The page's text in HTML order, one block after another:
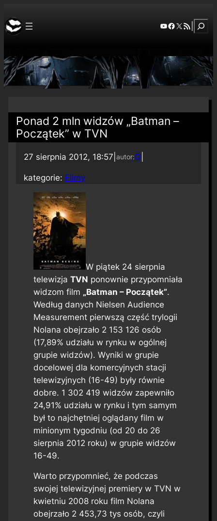
YouTube
Facebook
X RSS Feed
Ponad 2 mln widzów „Batman –
Początek” w TVN
27 sierpnia 2012, 18:57 autor:Q
kategorie: Filmy
W piątek 24 sierpnia
telewizja TVN ponownie przypomniała
widzom film „Batman – Początek”.
Według danych Nielsen Audience
Measurement pierwszą część trylogii
Nolana obejrzało 2 153 126 osób
(17,89% udziału w rynku w ogólnej
grupie widzów). Wyniki w grupie
docelowej dla komercyjnych stacji
telewizyjnych (16-49) były równie
dobre. 1 302 419 widzów zapewniło
24,91% udziału w rynku i tym samym
był to najchętniej oglądany film w
minionym tygodniu (od 20 do 26
sierpnia 2012 roku) w grupie widzów
16-49.
Warto przypomnieć, że podczas
swojej telewizyjnej premiery w TVN w
kwietniu 2008 roku film Nolana
obejrzało 2 453,73 tys osób, czyli